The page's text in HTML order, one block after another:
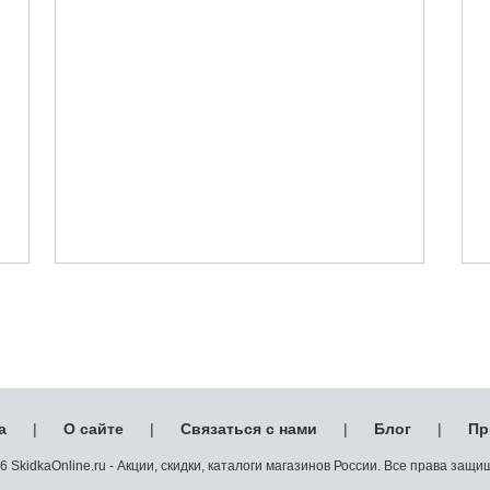
| О сайте | Связаться с нами | Блог |
SkidkaOnline.ru - Акции, скидки, каталоги магазинов России. Все права